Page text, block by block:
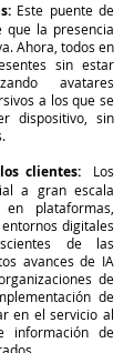
Este puente de
que la presencia
Ahora, todos en
sin estar
avatares
a los que se
dispositivo, sin
clientes: Los
a gran escala
plataformas,
digitales
de las
avances de IA
de
de
en el servicio al
información de